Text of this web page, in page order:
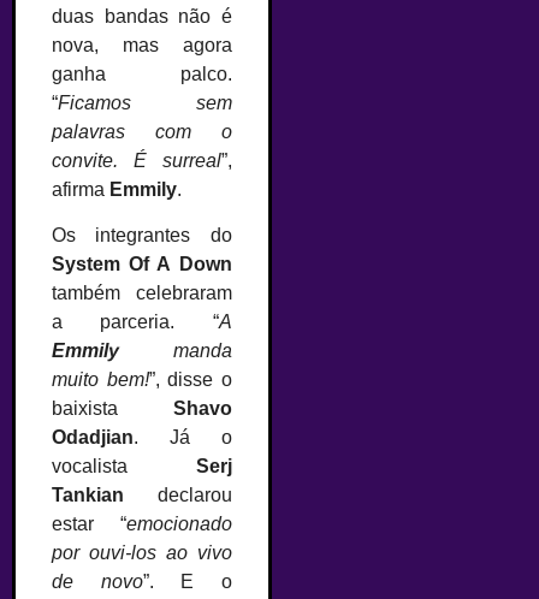
duas bandas não é
nova, mas agora
ganha palco.
“Ficamos sem
palavras com o
convite. É surreal”,
afirma Emmily.
Os integrantes do
System Of A Down
também celebraram
a parceria. “A
Emmilymanda
muito bem!”, disse o
baixista Shavo
Odadjian. Já o
vocalista Serj
Tankian declarou
estar “emocionado
por ouvi-los ao vivo
de novo”. E o